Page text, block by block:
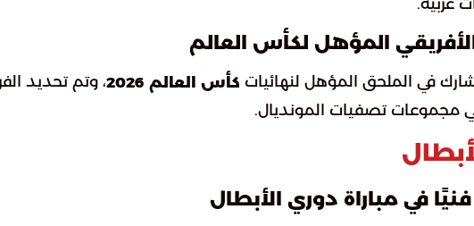
المؤهل لكأس العالم
في الملحق المؤهل لنهائيات كأس العالم 2026
، وتم تحديد
في مجموعات تصفيات المونديال.
في مباراة دوري الأبطال